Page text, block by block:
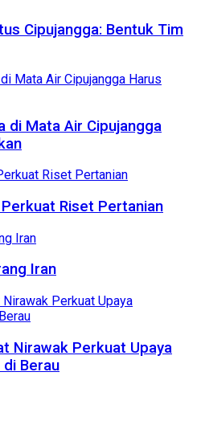
Cipujangga: Bentuk Tim
di Mata Air Cipujangga
Riset Pertanian
Iran
Nirawak Perkuat Upaya
di Berau